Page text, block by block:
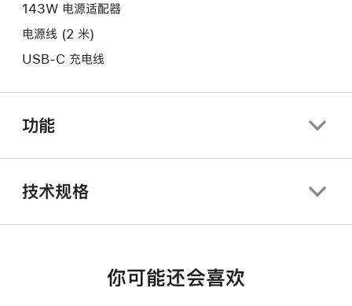
143W 电源适配器
电源线 (2 米)
USB-C 充电线
功能
技术规格
你可能还会喜欢